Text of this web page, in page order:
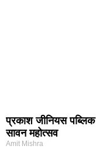
प्रकाश जीनियस
सावन महोत्सव
Amit Mishra